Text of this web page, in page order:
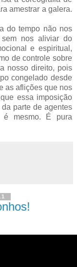
amestrar a galera.
do tempo não nos
sem nos aliviar do
e espiritual,
de controle sobre
nosso direito, pois
congelado desde
as aflições que nos
essa imposição
parte de agentes
é mesmo. É pura